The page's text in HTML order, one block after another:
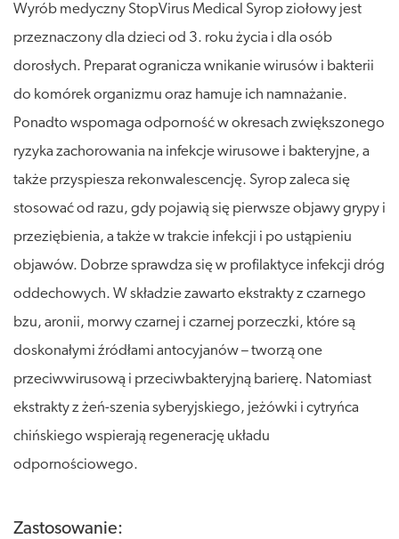
Wyrób medyczny StopVirus Medical Syrop ziołowy jest
przeznaczony dla dzieci od 3. roku życia i dla osób
dorosłych. Preparat ogranicza wnikanie wirusów i bakterii
do komórek organizmu oraz hamuje ich namnażanie.
Ponadto wspomaga odporność w okresach zwiększonego
ryzyka zachorowania na infekcje wirusowe i bakteryjne, a
także przyspiesza rekonwalescencję. Syrop zaleca się
stosować od razu, gdy pojawią się pierwsze objawy grypy i
przeziębienia, a także w trakcie infekcji i po ustąpieniu
objawów. Dobrze sprawdza się w profilaktyce infekcji dróg
oddechowych. W składzie zawarto ekstrakty z czarnego
bzu, aronii, morwy czarnej i czarnej porzeczki, które są
doskonałymi źródłami antocyjanów – tworzą one
przeciwwirusową i przeciwbakteryjną barierę. Natomiast
ekstrakty z żeń-szenia syberyjskiego, jeżówki i cytryńca
chińskiego wspierają regenerację układu
odpornościowego.
Zastosowanie: